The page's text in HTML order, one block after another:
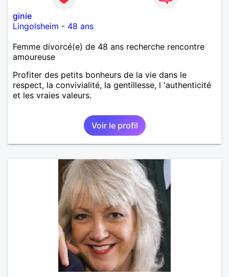
ginie
Lingolsheim - 48 ans
Femme divorcé(e) de 48 ans recherche rencontre
amoureuse
Profiter des petits bonheurs de la vie dans le
respect, la convivialité, la gentillesse, l 'authenticité
et les vraies valeurs.
Voir le profil